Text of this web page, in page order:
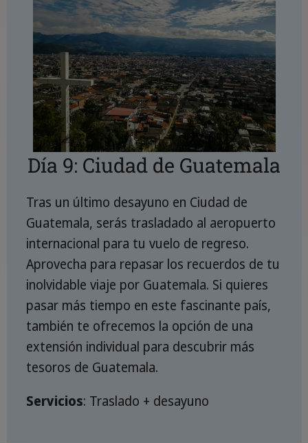
Día 9: Ciudad de Guatemala
Tras un último desayuno en Ciudad de
Guatemala, serás trasladado al aeropuerto
internacional para tu vuelo de regreso.
Aprovecha para repasar los recuerdos de tu
inolvidable viaje por Guatemala. Si quieres
pasar más tiempo en este fascinante país,
también te ofrecemos la opción de una
extensión individual para descubrir más
tesoros de Guatemala.
Servicios: Traslado + desayuno